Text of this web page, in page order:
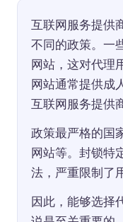
互联网服务提供
不同的政策。一
网站，这对代理
网站通常提供成
互联网服务提供
政策最严格的国
网站等。封锁特
法，严重限制了
因此，能够选择